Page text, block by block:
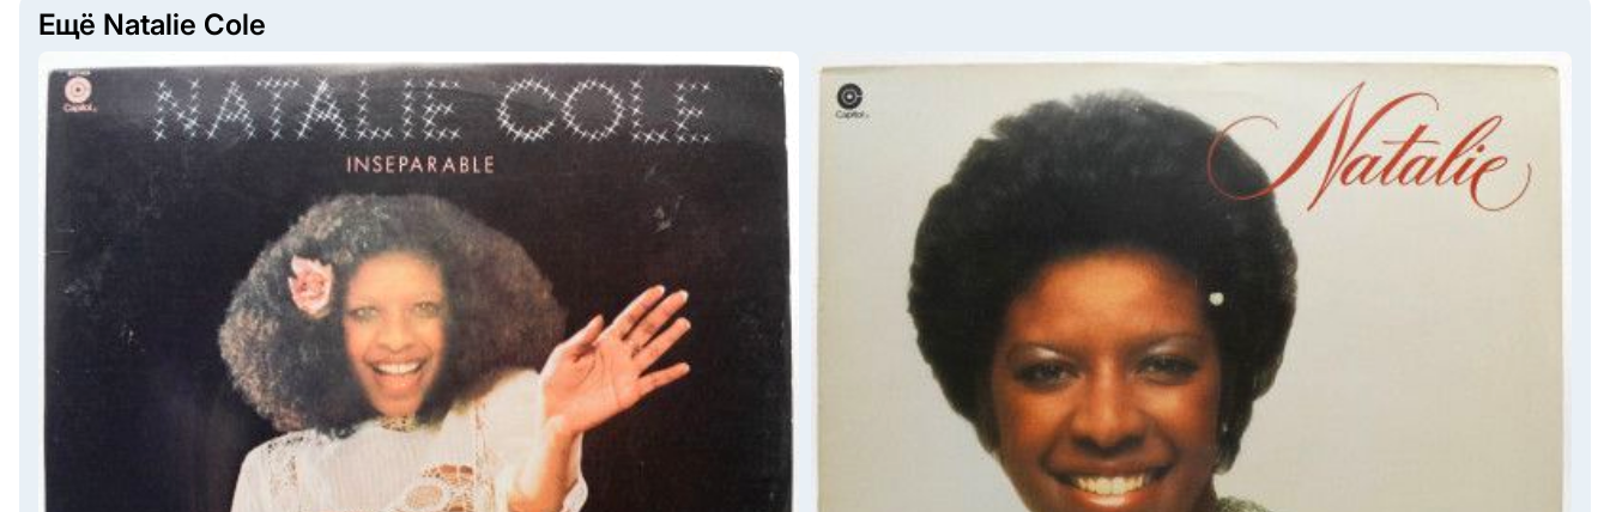
Ещё Natalie Cole